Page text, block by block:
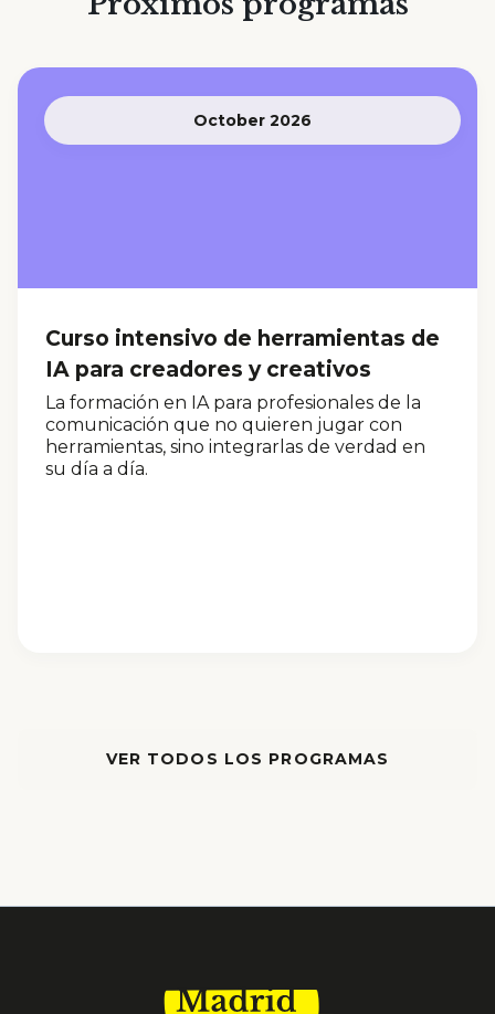
October 2026
Curso intensivo de herramientas de
IA para creadores y creativos
La formación en IA para profesionales de la
comunicación que no quieren jugar con
herramientas, sino integrarlas de verdad en
su día a día.
VER TODOS LOS PROGRAMAS